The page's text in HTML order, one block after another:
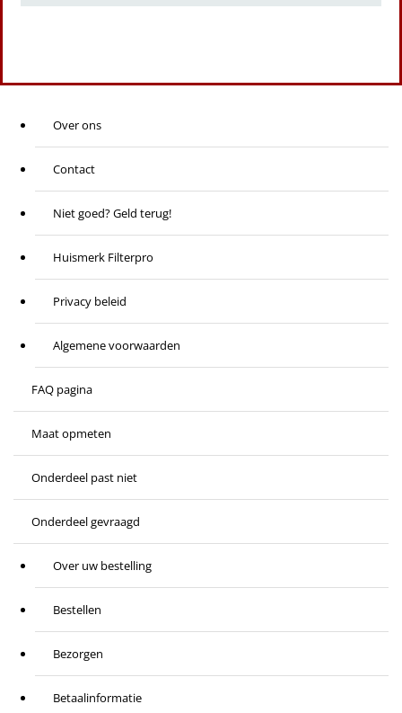
Over ons
Contact
Niet goed? Geld terug!
Huismerk Filterpro
Privacy beleid
Algemene voorwaarden
FAQ pagina
Maat opmeten
Onderdeel past niet
Onderdeel gevraagd
Over uw bestelling
Bestellen
Bezorgen
Betaalinformatie